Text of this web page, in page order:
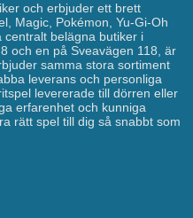
och erbjuder ett brett
Magic, Pokémon, Yu-Gi-Oh
centralt belägna butiker i
och en på Sveavägen 118, är
samma stora sortiment
leverans och personliga
levererade till dörren eller
erfarenhet och kunniga
rätt spel till dig så snabbt som